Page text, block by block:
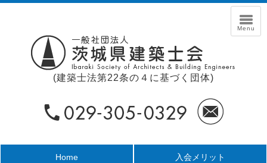
(建築士法第22条の４に基づく団体)
Home 入会メリット